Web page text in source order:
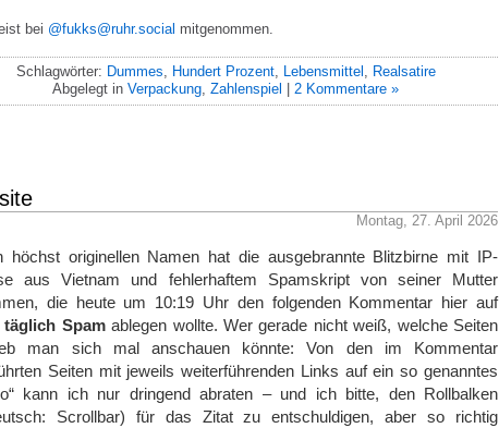
bei @fukks@ruhr.social mitgenommen.
Schlagwörter: Dummes Hundert Prozent, Lebensmittel
Realsatire
Abgelegt in Verpackung Zahlenspiel | 2 Kommentare »
Montag, 27. April 2026
höchst originellen Namen hat die ausgebrannte Blitzbirne mit IP-
aus Vietnam und fehlerhaftem Spamskript von seiner Mutter
die heute um 10:19 Uhr den folgenden Kommentar hier auf
täglich Spamablegen wollte. Wer gerade nicht weiß, welche Seiten
man sich mal anschauen könnte: Von den im Kommentar
Seiten mit jeweils weiterführenden Links auf ein so genanntes
kann ich nur dringend abraten – und ich bitte, den Rollbalken
Scrollbar) für das Zitat zu entschuldigen, aber so richtig